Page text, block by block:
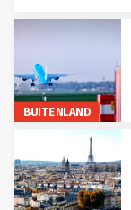
BUITENLAND